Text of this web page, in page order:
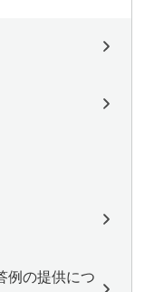
例の提供につ